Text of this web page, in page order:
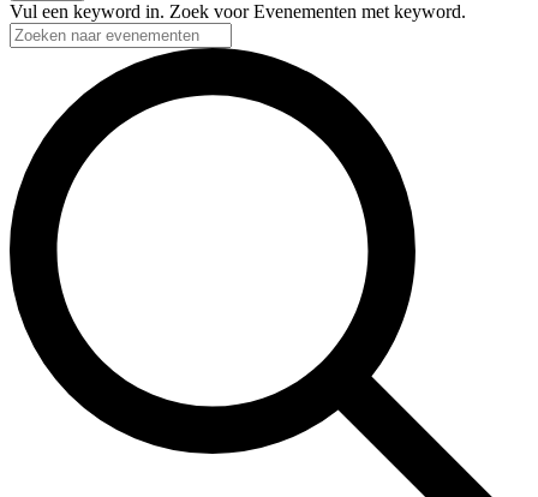
Vul een keyword in. Zoek voor Evenementen met keyword.